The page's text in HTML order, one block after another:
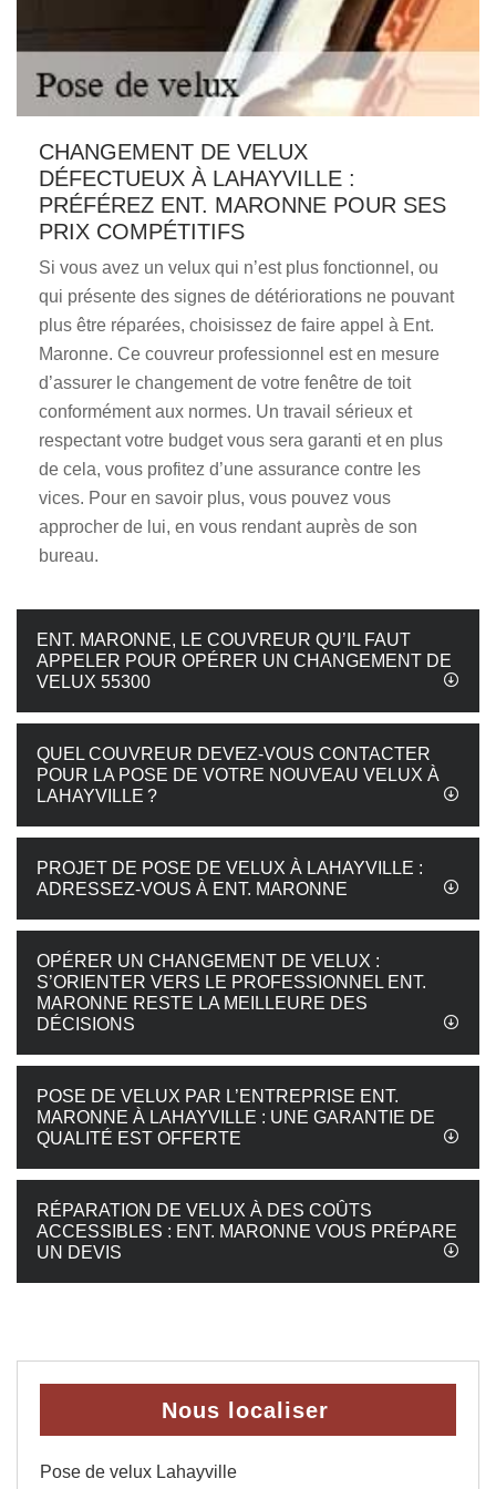
CHANGEMENT DE VELUX
DÉFECTUEUX À LAHAYVILLE :
PRÉFÉREZ ENT. MARONNE POUR SES
PRIX COMPÉTITIFS
Si vous avez un velux qui n’est plus fonctionnel, ou
qui présente des signes de détériorations ne pouvant
plus être réparées, choisissez de faire appel à Ent.
Maronne. Ce couvreur professionnel est en mesure
d’assurer le changement de votre fenêtre de toit
conformément aux normes. Un travail sérieux et
respectant votre budget vous sera garanti et en plus
de cela, vous profitez d’une assurance contre les
vices. Pour en savoir plus, vous pouvez vous
approcher de lui, en vous rendant auprès de son
bureau.
ENT. MARONNE, LE COUVREUR QU’IL FAUT
APPELER POUR OPÉRER UN CHANGEMENT DE
VELUX 55300
QUEL COUVREUR DEVEZ-VOUS CONTACTER
POUR LA POSE DE VOTRE NOUVEAU VELUX À
LAHAYVILLE ?
PROJET DE POSE DE VELUX À LAHAYVILLE :
ADRESSEZ-VOUS À ENT. MARONNE
OPÉRER UN CHANGEMENT DE VELUX :
S’ORIENTER VERS LE PROFESSIONNEL ENT.
MARONNE RESTE LA MEILLEURE DES
DÉCISIONS
POSE DE VELUX PAR L’ENTREPRISE ENT.
MARONNE À LAHAYVILLE : UNE GARANTIE DE
QUALITÉ EST OFFERTE
RÉPARATION DE VELUX À DES COÛTS
ACCESSIBLES : ENT. MARONNE VOUS PRÉPARE
UN DEVIS
Nous localiser
Pose de velux Lahayville